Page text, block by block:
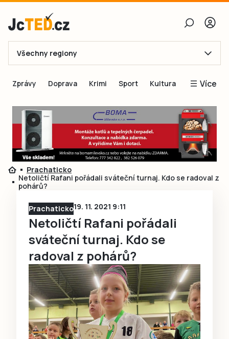
E-mail
Obnovit heslo
Přihlásit se
Přihlásit se přes Facebook
Všechny regiony
Zprávy Doprava Krimi Sport Kultura Více
Blogy
Inspirace
Čtenáři píší
Speciální přílohy
Prachaticko
Netoličtí Rafani pořádali sváteční turnaj. Kdo se radoval z
pohárů?
Prachaticko19. 11. 2021 9:11
Netoličtí Rafani pořádali
sváteční turnaj. Kdo se
radoval z pohárů?